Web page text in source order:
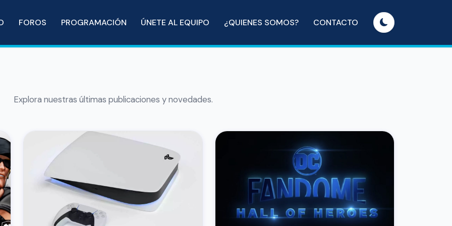
FOROS PROGRAMACIÓN ÚNETE AL EQUIPO ¿QUIENES SOMOS? CONTACTO
Explora nuestras últimas publicaciones y novedades.